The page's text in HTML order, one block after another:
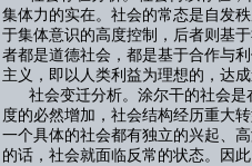
集体力的实在。社会的常态是自发
于集体意识的高度控制，后者则基
者都是道德社会，都是基于合作与
主义，即以人类利益为理想的，达
社会变迁分析。涂尔干的社会是
度的必然增加，社会结构经历重大
一个具体的社会都有独立的兴起、
的话，社会就面临反常的状态。因